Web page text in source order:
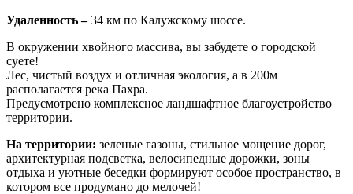
Удаленность –34 км по Калужскому шоссе.
В окружении хвойного массива, вы забудете о городской
суете!
Лес, чистый воздух и отличная экология, а в 200м
располагается река Пахра.
Предусмотрено комплексное ландшафтное благоустройство
территории.
На территории: зеленые газоны, стильное мощение дорог,
архитектурная подсветка, велосипедные дорожки, зоны
отдыха и уютные беседки формируют особое пространство, в
котором все продумано до мелочей!